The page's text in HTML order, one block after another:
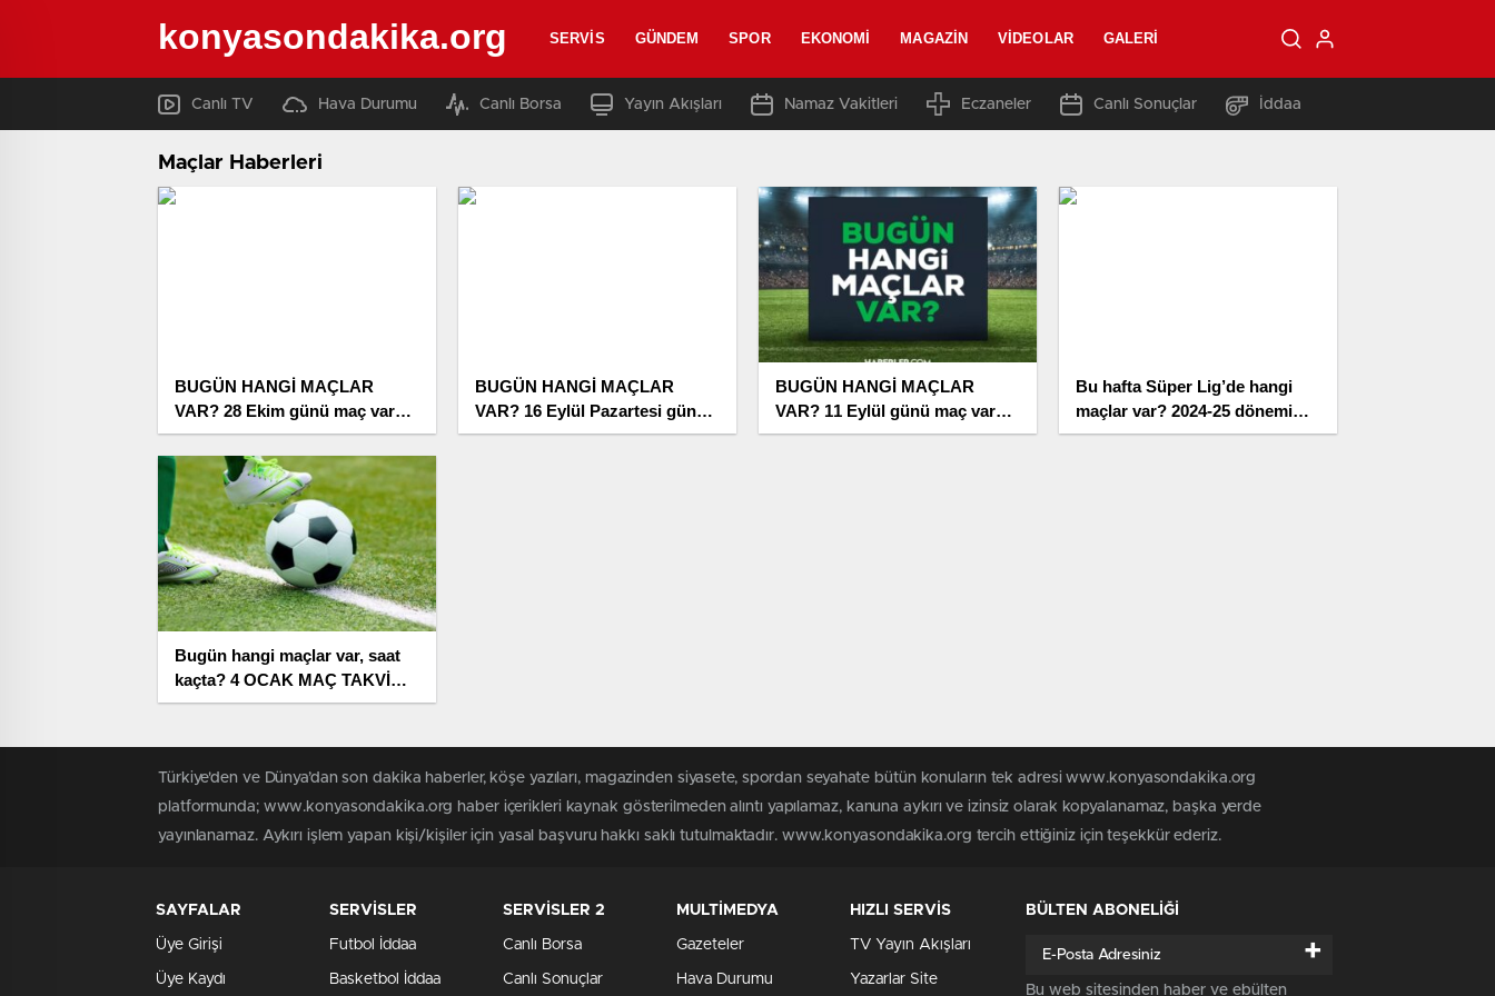
konyasondakika.org SERVIS GÜNDEM SPOR EKONOMI MAGAZIN VIDEOLAR GALERI
Canlı TV Hava Durumu Canlı Borsa Yayın Akışları Namaz Vakitleri Eczaneler Canlı Sonuçlar İddaa
Maçlar Haberleri
BUGÜN HANGİ MAÇLAR
VAR? 28 Ekim günü maç var
mı, hangi kanaldan
yayınlanıyor, şifresiz mi?
BUGÜN HANGİ MAÇLAR
VAR? 16 Eylül Pazartesi günü
maç var mı, hangi kanaldan
BUGÜN HANGİ MAÇLAR
VAR? 11 Eylül günü maç var
mı, hangi kanaldan
Bu hafta Süper Lig’de hangi
maçlar var? 2024-25 dönemi
ertelenen maçlar ne vakit?
Bugün hangi maçlar var, saat
kaçta? 4 OCAK MAÇ TAKVİMİ!
Bu akşam maç var mı?
Türkiye'den ve Dünya’dan son dakika haberler, köşe yazıları, magazinden siyasete, spordan seyahate bütün konuların tek adresi www.konyasondakika.org
platformunda; www.konyasondakika.org haber içerikleri kaynak gösterilmeden alıntı yapılamaz, kanuna aykırı ve izinsiz olarak kopyalanamaz, başka yerde
yayınlanamaz. Aykırı işlem yapan kişi/kişiler için yasal başvuru hakkı saklı tutulmaktadır. www.konyasondakika.org tercih ettiğiniz için teşekkür ederiz.
SAYFALAR
Üye Girişi
Üye Kaydı
SERVİSLER
Futbol İddaa
Basketbol İddaa
SERVİSLER 2
Canlı Borsa
Canlı Sonuçlar
MULTİMEDYA
Gazeteler
Hava Durumu
HIZLI SERVİS
TV Yayın Akışları
Yazarlar Site
BÜLTEN ABONELİĞİ
+
Bu web sitesinden haber ve ebülten